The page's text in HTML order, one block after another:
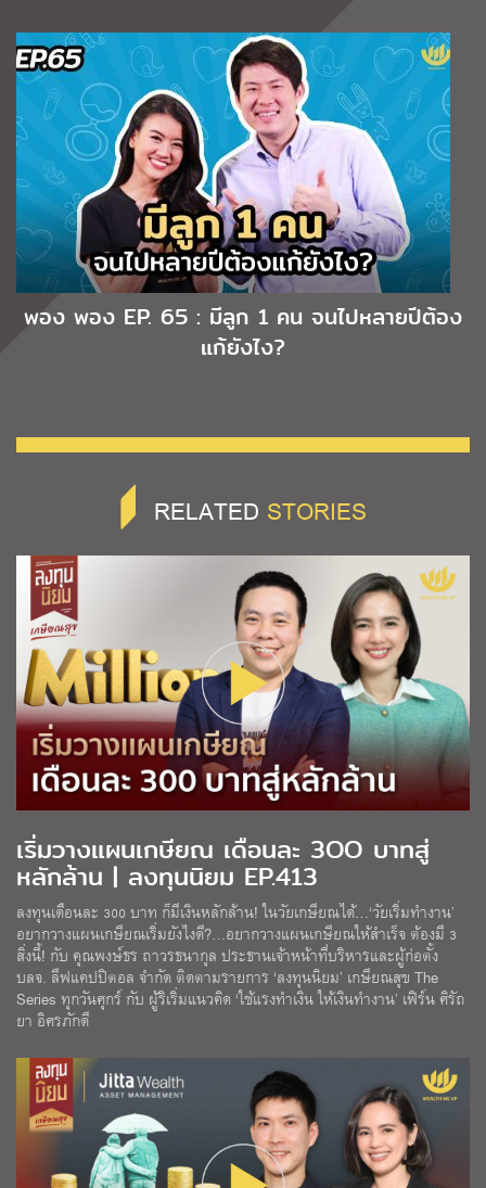
พอง พอง EP. 65 : มีลูก 1 คน จนไปหลายปีต้อง
แก้ยังไง?
RELATED STORIES
เริ่มวางแผนเกษียณ เดือนละ 3OO บาทสู่
หลักล้าน | ลงทุนนิยม EP.413
ลงทุนเดือนละ 300 บาท ก็มีเงินหลักล้าน! ในวัยเกษียณได้…‘วัยเริ่มทำงาน’
อยากวางแผนเกษียณเริ่มยังไงดี?…อยากวางแผนเกษียณให้สำเร็จ ต้องมี 3
สิ่งนี้! กับ คุณพงษ์ธร ถาวรธนากุล ประธานเจ้าหน้าที่บริหารและผู้ก่อตั้ง
บลจ. ลีฟแคปปิตอล จำกัด ติดตามรายการ ‘ลงทุนนิยม’ เกษียณสุข The
Series ทุกวันศุกร์ กับ ผู้ริเริ่มแนวคิด ‘ใช้แรงทำเงิน ให้เงินทำงาน’ เฟิร์น ศิรัถ
ยา อิศรภักดี